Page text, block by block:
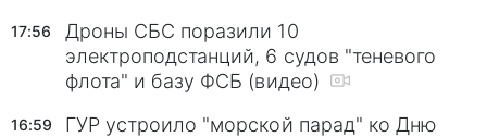
17:56
Дроны СБС поразили 10
электроподстанций, 6 судов "теневого
флота" и базу ФСБ (видео)
16:59
ГУР устроило "морской парад" ко Дню